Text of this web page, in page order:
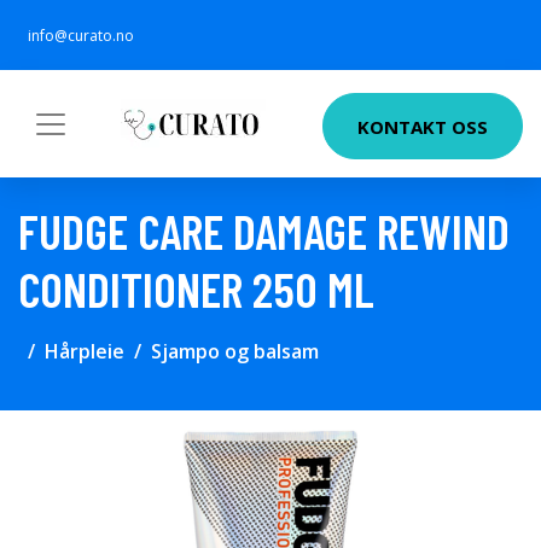
info@curato.no
KONTAKT OSS
FUDGE CARE DAMAGE REWIND
CONDITIONER 250 ML
Hårpleie Sjampo og balsam